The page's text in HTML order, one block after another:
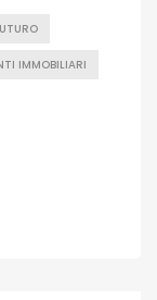
IMMOBILIARI